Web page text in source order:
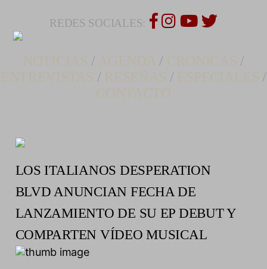
REDES SOCIALES:
/ /
/
/ /
/
LOS ITALIANOS DESPERATION
BLVD ANUNCIAN FECHA DE
LANZAMIENTO DE SU EP DEBUT Y
COMPARTEN VÍDEO MUSICAL